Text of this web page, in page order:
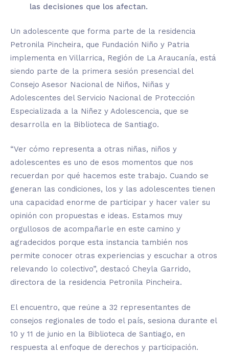
las decisiones que los afectan.
Un adolescente que forma parte de la residencia
Petronila Pincheira, que Fundación Niño y Patria
implementa en Villarrica, Región de La Araucanía, está
siendo parte de la primera sesión presencial del
Consejo Asesor Nacional de Niños, Niñas y
Adolescentes del Servicio Nacional de Protección
Especializada a la Niñez y Adolescencia, que se
desarrolla en la Biblioteca de Santiago.
“Ver cómo representa a otras niñas, niños y
adolescentes es uno de esos momentos que nos
recuerdan por qué hacemos este trabajo. Cuando se
generan las condiciones, los y las adolescentes tienen
una capacidad enorme de participar y hacer valer su
opinión con propuestas e ideas. Estamos muy
orgullosos de acompañarle en este camino y
agradecidos porque esta instancia también nos
permite conocer otras experiencias y escuchar a otros
relevando lo colectivo”, destacó Cheyla Garrido,
directora de la residencia Petronila Pincheira.
El encuentro, que reúne a 32 representantes de
consejos regionales de todo el país, sesiona durante el
10 y 11 de junio en la Biblioteca de Santiago, en
respuesta al enfoque de derechos y participación.